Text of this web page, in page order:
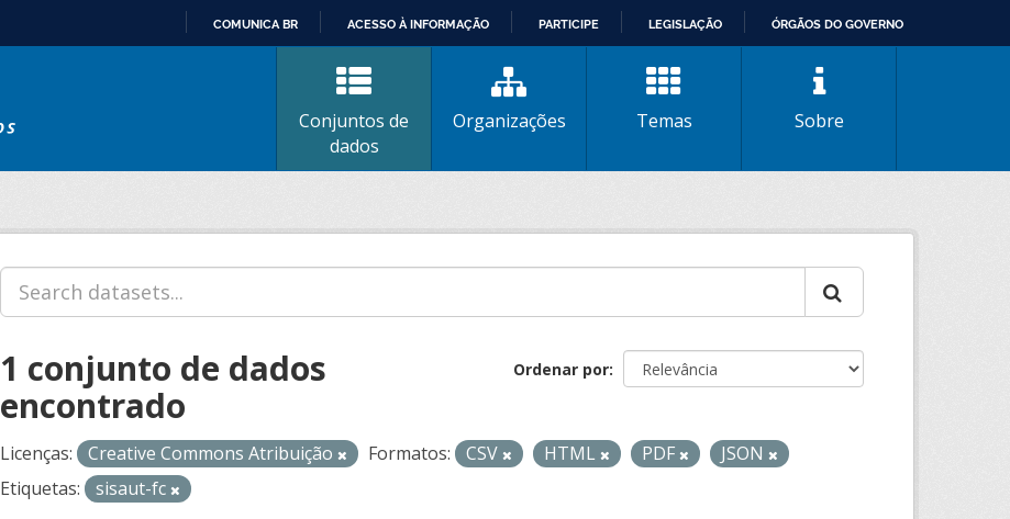
CONTEÚDO
COMUNICA BR ACESSO À INFORMAÇÃO PARTICIPE LEGISLAÇÃO ÓRGÃOS DO GOVERNO
Conjuntos de
dados
Organizações Temas Sobre
Ordenar por
1 conjunto de dados
encontrado
Licenças: Creative Commons Atribuição Formatos: CSV HTML PDF
JSON
Etiquetas:
sisaut-fc